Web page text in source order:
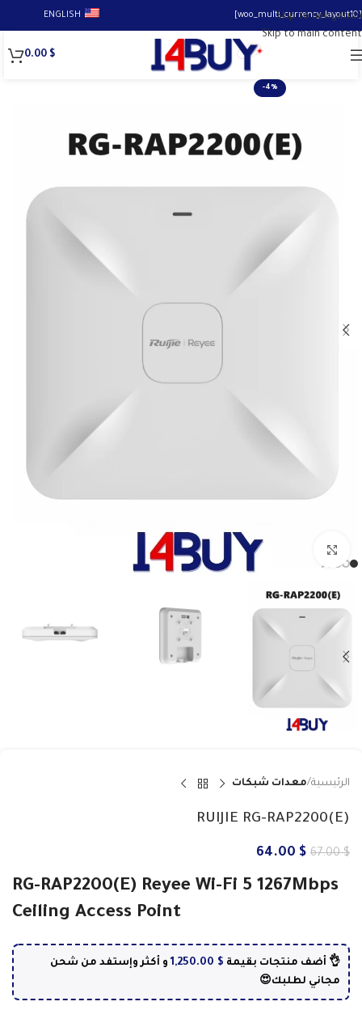
Skip to navigation
Skip to main content
[woo_multi_currency_layout10]
ENGLISH
0.00 $
-4%
اضغط للتكبير
الرئيسية معدات شبكات
RUIJIE RG-RAP2200(E)
67.00$
64.00 $
RG-RAP2200(E) Reyee Wi-Fi 5 1267Mbps
Ceiling Access Point
👌 أضف منتجات بقيمة 1,250.00 $
و أكثر وإستفد من شحن
مجاني لطلبك😍